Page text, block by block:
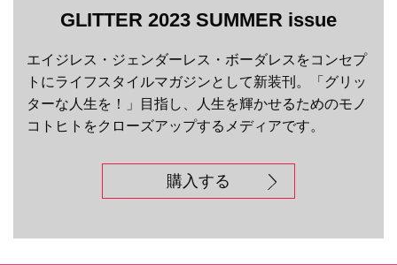
GLITTER 2023 SUMMER issue
エイジレス・ジェンダーレス・ボーダレスをコンセプ
トにライフスタイルマガジンとして新装刊。「グリッ
ターな人生を！」目指し、人生を輝かせるためのモノ
コトヒトをクローズアップするメディアです。
購入する